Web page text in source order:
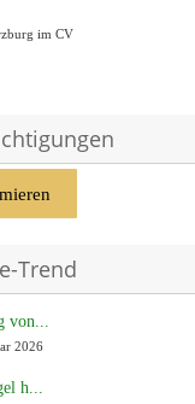
im CV
Trend
von...
2026
h...